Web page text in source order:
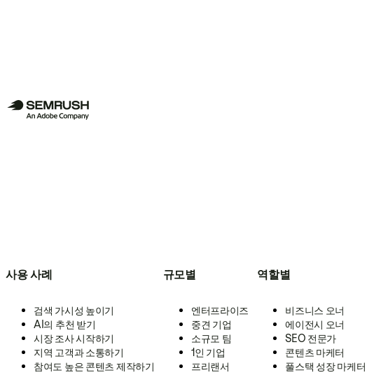
사용 사례
검색 가시성 높이기
AI의 추천 받기
시장 조사 시작하기
지역 고객과 소통하기
참여도 높은 콘텐츠 제작하기
규모별
엔터프라이즈
중견 기업
소규모 팀
1인 기업
프리랜서
역할별
비즈니스 오너
에이전시 오너
SEO 전문가
콘텐츠 마케터
풀스택 성장 마케터